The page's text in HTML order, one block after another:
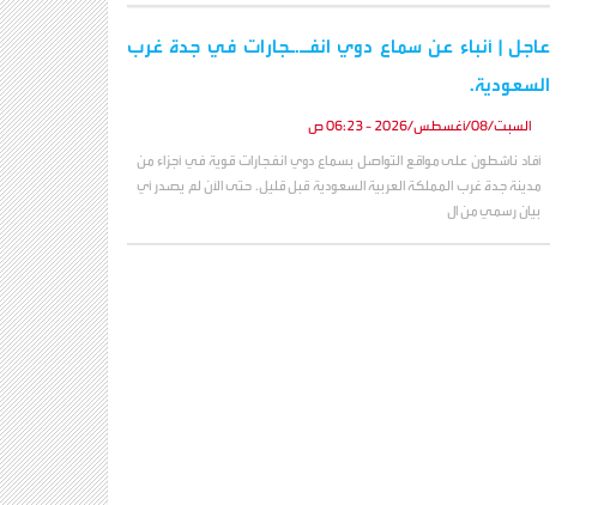
عاجل | أنباء عن سماع دوي انفـ.ـجارات في جدة غرب
السعودية.
السبت/08/أغسطس/2026 - 06:23 ص
أفاد ناشطون على مواقع التواصل بسماع دوي انفجارات قوية في أجزاء من
مدينة جدة غرب المملكة العربية السعودية قبل قليل. حتى الآن لم يصدر أي
بيان رسمي من ال